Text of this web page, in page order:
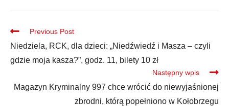
Previous Post
Niedziela, RCK, dla dzieci: „Niedźwiedź i Masza – czyli
gdzie moja kasza?”, godz. 11, bilety 10 zł
Następny wpis
Magazyn Kryminalny 997 chce wrócić do niewyjaśnionej
zbrodni, którą popełniono w Kołobrzegu